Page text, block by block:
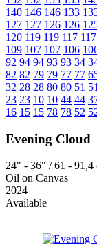
140 146 146 133
127 127 126 126
120 119 119 117 117
109 107 107 106
92 94 94 93 93 34
82 82 79 79 77 77
32 28 28 80 80 51 51
23 23 10 10 44 44
16 15 15 78 78 52
Evening Cloud
24" - 36" / 61 - 91,4
Oil on Canvas
2024
Available